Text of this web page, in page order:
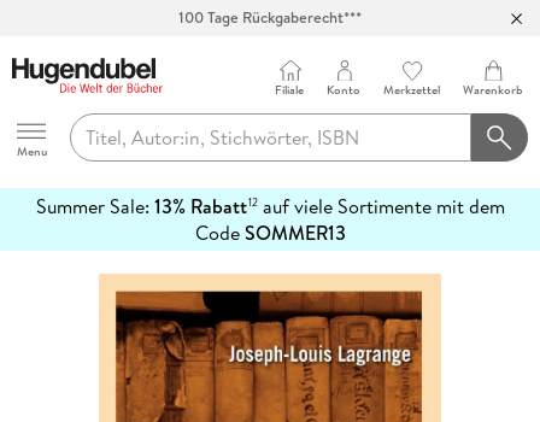
100 Tage Rückgaberecht***
Hugendubel
Menu
Filiale Konto Merkzettel Warenkorb
Summer Sale: 13% Rabatt12auf viele Sortimente mit dem
CodeSOMMER13
erfahren